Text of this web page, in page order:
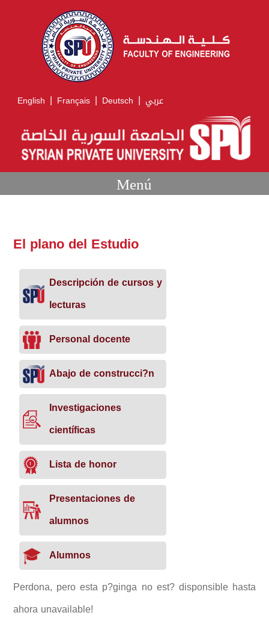
English | Français | Deutsch | عربي
Menú
El plano del Estudio
Descripción de cursos y
lecturas
Personal docente
Abajo de construcci?n
Investigaciones
científicas
Lista de honor
Presentaciones de
alumnos
Alumnos
Perdona, pero esta p?ginga no est? disponsible hasta
ahora unavailable!